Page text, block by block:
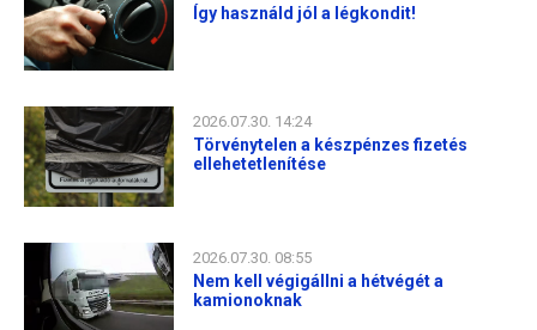
Így használd jól a légkondit!
2026.07.30. 14:24
Törvénytelen a készpénzes fizetés
ellehetetlenítése
2026.07.30. 08:55
Nem kell végigállni a hétvégét a
kamionoknak